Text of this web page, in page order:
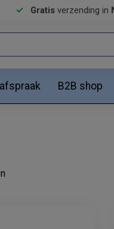
Gratis verzending in
B2B shop